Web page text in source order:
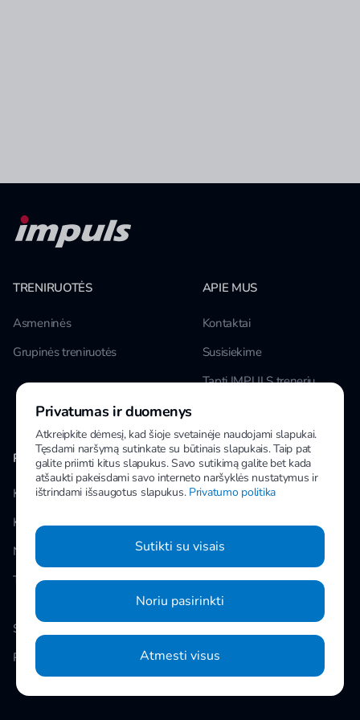
TRENIRUOTĖS
Asmeninės
Grupinės treniruotės
APIE MUS
Kontaktai
Susisiekime
Tapti IMPULS treneriu
PAPILDOMA INFORMACIJA
Klubai
Kainos
Naujienos
Taisyklės
MANO IMPULS
Facebook
Instagram
Slapukų nustatymai
Privatumo politika
Privatumas ir duomenys
Atkreipkite dėmesį, kad šioje svetainėje naudojami slapukai.
Tęsdami naršymą sutinkate su būtinais slapukais. Taip pat
galite priimti kitus slapukus. Savo sutikimą galite bet kada
atšaukti pakeisdami savo interneto naršyklės nustatymus ir
ištrindami išsaugotus slapukus. Privatumo politika
Sutikti su visais
Noriu pasirinkti
Atmesti visus